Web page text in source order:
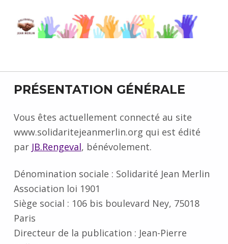
M
e
n
i
o
n
PRÉSENTATION GÉNÉRALE
Vous êtes actuellement connecté au site
www.solidaritejeanmerlin.org qui est édité
par JB.Rengeval, bénévolement.
Dénomination sociale : Solidarité Jean Merlin
Association loi 1901
Siège social : 106 bis boulevard Ney, 75018
Paris
Directeur de la publication : Jean-Pierre